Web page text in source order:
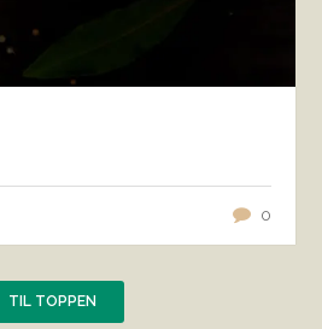
0
TIL TOPPEN